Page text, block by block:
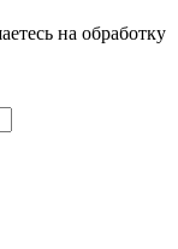
на обработку